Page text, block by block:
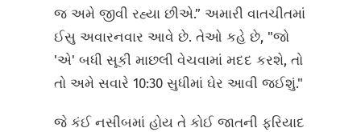
જ અમે જીવી રહ્યા છીએ.” અમારી વાતચીતમાં
ઈસુ અવારનવાર આવે છે. તેઓ કહે છે, "જો
'એ' બધી સૂકી માછલી વેચવામાં મદદ કરશે, તો
તો અમે સવારે 10:30 સુધીમાં ઘેર આવી જઈશું."
જે કંઈ નસીબમાં હોય તે કોઈ જાતની ફરિયાદ